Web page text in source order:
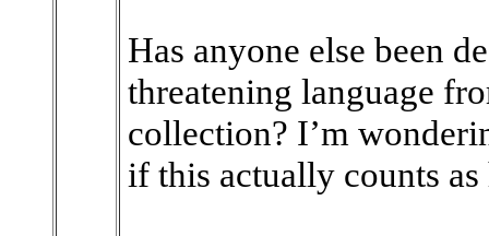
Has anyone else been
threatening language
collection? I’m
if this actually counts as